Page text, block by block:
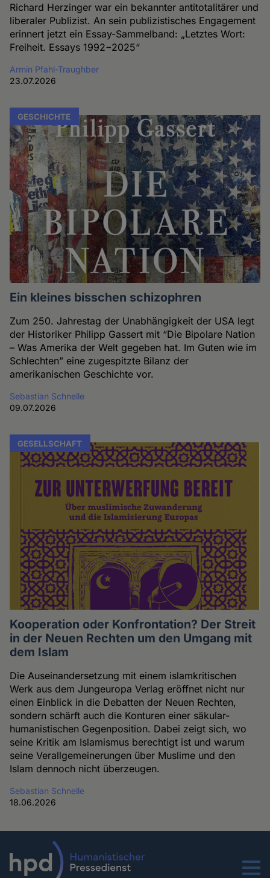
Richard Herzinger war ein bekannter antitotalitärer und
liberaler Publizist. An sein publizistisches Engagement
erinnert jetzt ein Essay-Sammelband: „Letztes Wort:
Freiheit. Essays 1992−2025“
Armin Pfahl-Traughber
23.07.2026
GESCHICHTE
Ein kleines bisschen schizophren
Zum 250. Jahrestag der Unabhängigkeit der USA legt
der Historiker Philipp Gassert mit “Die Bipolare Nation
– Was Amerika der Welt gegeben hat. Im Guten wie im
Schlechten” eine zugespitzte Bilanz der
amerikanischen Geschichte vor.
Sebastian Schnelle
09.07.2026
GESELLSCHAFT
Kooperation oder Konfrontation? Der Streit
in der Neuen Rechten um den Umgang mit
dem Islam
Die Auseinandersetzung mit einem islamkritischen
Werk aus dem Jungeuropa Verlag eröffnet nicht nur
einen Einblick in die Debatten der Neuen Rechten,
sondern schärft auch die Konturen einer säkular-
humanistischen Gegenposition. Dabei zeigt sich, wo
seine Kritik am Islamismus berechtigt ist und warum
seine Verallgemeinerungen über Muslime und den
Islam dennoch nicht überzeugen.
Sebastian Schnelle
18.06.2026
Menu